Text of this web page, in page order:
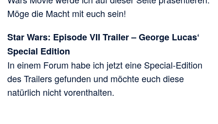
Möge die Macht mit euch sein!
Star Wars: Episode VII Trailer – George Lucas‘
Special Edition
In einem Forum habe ich jetzt eine Special-Edition
des Trailers gefunden und möchte euch diese
natürlich nicht vorenthalten.